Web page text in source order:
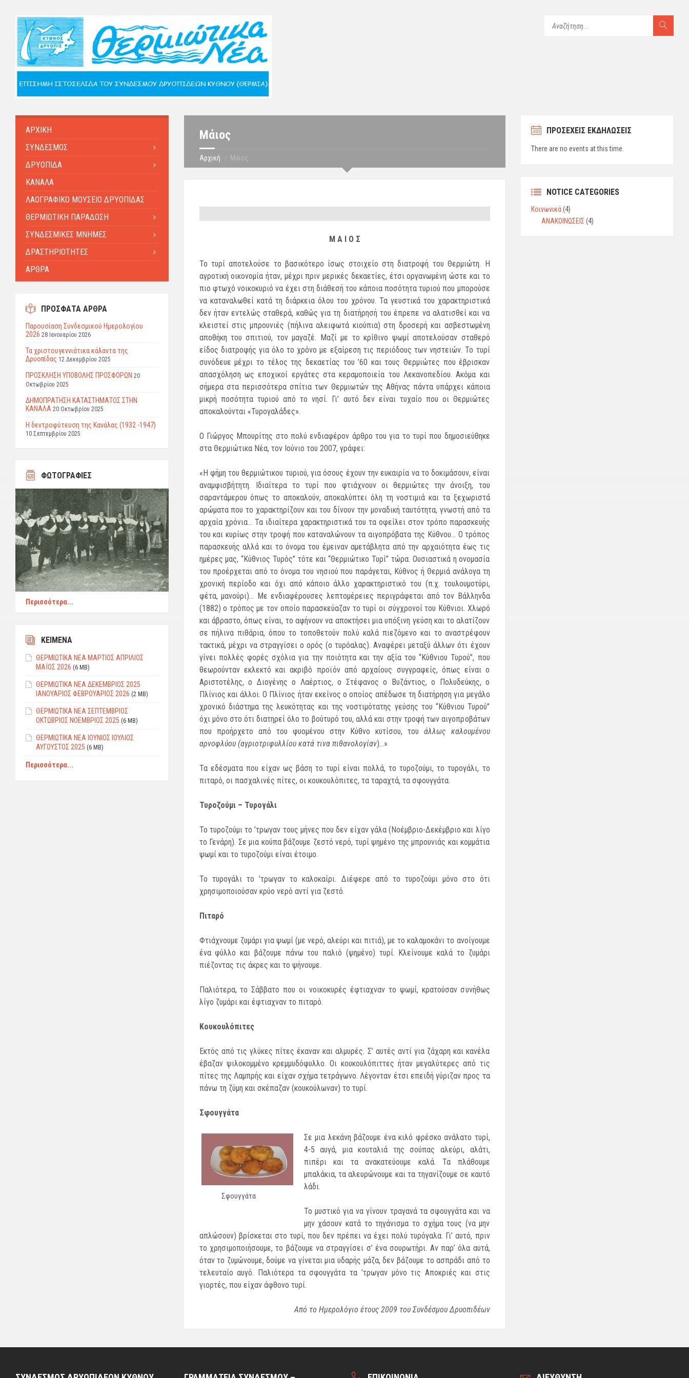
Μάιος
Αρχική Μάιος
M Α Ι Ο Σ
Το τυρί αποτελούσε το βασικότερο ίσως στοιχείο στη διατροφή του Θερμιώτη. Η
αγροτική οικονομία ήταν, μέχρι πριν μερικές δεκαετίες, έτσι οργανωμένη ώστε και το
πιο φτωχό νοικοκυριό να έχει στη διάθεσή του κάποια ποσότητα τυ­ριού που μπορούσε
να καταναλωθεί κατά τη διάρκεια όλου του χρόνου. Τα γευστικά του χαρακτηριστικά
δεν ήταν εν­τελώς σταθερά, καθώς για τη διατήρησή του έπρεπε να αλατισθεί και να
κλειστεί στις μπρουνιές (πήλινα αλειφωτά κιούπια) στη δροσερή και ασβεστωμένη
αποθήκη του σπιτιού, τον μαγαζέ. Μαζί με το κρίθινο ψωμί αποτελούσαν σταθερό
είδος δια­τροφής για όλο το χρόνο με εξαίρεση τις περιόδους των νηστειών. Το τυρί
συνόδευε μέχρι το τέλος της δεκαετίας του ’60 και τους Θερμιώτες που έβρισκαν
απασχόληση ως εποχικοί εργάτες στα κεραμοποιεία του Λεκανοπεδίου. Ακόμα και
σήμερα στα περισσότερα σπίτια των Θερμιωτών της Αθήνας πάντα υπάρχει κάποια
μικρή ποσότητα τυριού από το νησί. Γι’ αυτό δεν εί­ναι τυχαίο που οι Θερμιώτες
αποκαλούνται «Τυρογαλάδες».
Ο Γιώργος Μπουρίτης στο πολύ ενδιαφέρον άρθρο του για το τυρί που δημοσιεύθηκε
στα Θερμιώτικα Νέα, τον Ιούνιο του 2007, γράφει:
«Η φήμη του θερμιώτικου τυριού, για όσους έχουν την ευ­καιρία να το δοκιμάσουν, είναι
αναμφισβήτητη. Ιδιαίτερα το τυρί που φτιάχνουν οι θερμιώτες την άνοιξη, του
σαραντά­μερου όπως το αποκαλούν, αποκαλύπτει όλη τη νοστιμιά και τα ξεχωριστά
αρώματα που το χαρακτηρίζουν και του δίνουν την μοναδική ταυτότητα, γνωστή από τα
αρχαία χρόνια… Τα ιδιαίτερα χαρακτηριστικά του τα οφείλει στον τρόπο παρα­σκευής
του και κυρίως στην τροφή που καταναλώνουν τα αιγοπρόβατα της Κύθνου… Ο τρόπος
παρασκευής αλλά και το όνομα του έμειναν αμετάβλητα από την αρχαιότητα έως τις
ημέρες μας, “Κύθνιος Τυρός” τότε και “Θερμιώτικο Τυρί” τώρα. Ουσιαστικά η ονομασία
του προέρχεται από το όνομα του νησιού που παράγεται, Κύθνος ή Θερμιά ανάλογα τη
χρο­νική περίοδο και όχι από κάποιο άλλο χαρακτηριστικό του (π.χ. τουλουμοτύρι,
φέτα, μανούρι)… Με ενδιαφέρουσες λε­πτομέρειες περιγράφεται από τον Βάλληνδα
(1882) ο τρό­πος με τον οποίο παρασκεύαζαν το τυρί οι σύγχρονοί του Κύθνιοι. Χλωρό
και άβραστο, όπως είναι, το αφήνουν να απο­κτήσει μια υπόξινη γεύση και το αλατίζουν
σε πήλινα πιθά­ρια, όπου το τοποθετούν πολύ καλά πιεζόμενο και το ανα­στρέφουν
τακτικά, μέχρι να στραγγίσει ο ορός (ο τυρόαλας). Αναφέρει μεταξύ άλλων ότι έχουν
γίνει πολλές φορές σχό­λια για την ποιότητα και την αξία του “Κύθνιου Τυρού”, που
θεωρούνταν εκλεκτό και ακριβό προϊόν από αρχαίους συγ­γραφείς, όπως είναι ο
Αριστοτέλης, ο Διογένης ο Λαέρτιος, ο Στέφανος ο Βυζάντιος, ο Πολυδεύκης, ο
Πλίνιος και άλ­λοι. Ο Πλίνιος ήταν εκείνος ο οποίος απέδωσε τη διατήρη­ση για μεγάλο
χρονικό διάστημα της λευκότητας και της νο­στιμότατης γεύσης του “Κύθνιου Τυρού”
όχι μόνο στο ότι δια­τηρεί όλο το βούτυρό του, αλλά και στην τροφή των αιγο­προβάτων
που προήρχετο από του φυομένου στην Κύθνο κυ­τίσου, τουάλλως καλουμένου
αρνοφλύου (αγριοτριφυλλίου κατά τινα πιθανολογίαν)…»
Τα εδέσματα που είχαν ως βάση το τυρί είναι πολλά, το τυροζούμι, το τυρογάλι, το
πιταρό, οι πασχαλινές πίτες, οι κουκουλόπιτες, τα ταραχτά, τα σφουγγάτα.
Τυροζούμι – Τυρογάλι
Το τυροζούμι το ’τρωγαν τους μήνες που δεν είχαν γάλα (Νοέμβριο-Δεκέμβριο και λίγο
το Γενάρη). Σε μια κούπα βά­ζουμε ζεστό νερό, τυρί ψημένο της μπρουνιάς και κομμάτια
ψωμί και το τυροζούμι είναι έτοιμο.
Το τυρογάλι το ’τρωγαν το καλοκαίρι. Διέφερε από το τυ­ροζούμι μόνο στο ότι
χρησιμοποιούσαν κρύο νερό αντί για ζε­στό.
Πιταρό
Φτιάχνουμε ζυμάρι για ψωμί (με νερό, αλεύρι και πιτιά), με το καλαμοκάνι το ανοίγουμε
ένα φύλλο και βάζουμε πάνω του παλιό (ψημένο) τυρί. Κλείνουμε καλά το ζυμάρι
πιέζοντας τις άκρες και το ψήνουμε.
Παλιότερα, το Σάββατο που οι νοικοκυρές έφτιαχναν το ψωμί, κρατούσαν συνήθως
λίγο ζυμάρι και έφτιαχναν το πιταρό.
Κουκουλόπιτες
Εκτός από τις γλύκες πίτες έκαναν και αλμυρές. Σ’ αυτές αντί για ζάχαρη και κανέλα
έβαζαν ψιλοκομμένο κρεμμυδόφυλλο. Οι κουκουλόπιττες ήταν μεγαλύτερες από τις
πίτες της Λαμπρής και είχαν σχήμα τετράγωνο. Λέγονταν έτσι επειδή γύριζαν προς τα
πάνω τη ζύμη και σκέπαζαν (κουκούλωναν) το τυρί.
Σφουγγάτα
Σφουγγάτα
Σε μια λεκάνη βάζουμε ένα κιλό φρέσκο ανάλατο τυρί,
4-5 αυγά, μια κουταλιά της σούπας αλεύρι, αλάτι,
πιπέρι και τα ανακατεύουμε καλά. Τα πλάθουμε
μπαλάκια, τα αλευ­ρώνουμε και τα τηγανίζουμε σε καυτό
λάδι.
Το μυστικό για να γίνουν τραγανά τα σφουγγάτα και να
μην χάσουν κατά το τηγάνισμα το σχήμα τους (να μην
απλώσουν) βρίσκεται στο τυρί, που δεν πρέπει να έχει πολύ τυρόγαλα. Γι’ αυτό, πριν
το χρησιμοποιήσουμε, το βάζουμε να στραγ­γίσει σ’ ένα σουρωτήρι. Αν παρ’ όλα αυτά,
όταν το ζυμώνουμε, δούμε να γίνεται μια υδαρής μάζα, δεν βάζουμε το ασπράδι από το
τελευταίο αυγό. Παλιότερα τα σφουγγάτα τα ’τρωγαν μόνο τις Αποκριές και στις
γιορτές, που είχαν άφθονο τυρί.
Από το Ημερολόγιο έτους 2009 του Συνδέσμου Δρυοπιδέων
ΑΡΧΙΚΗ
ΣΥΝΔΕΣΜΟΣ
ΔΡΥΟΠΙΔΑ
ΚΑΝΑΛΑ
ΛΑΟΓΡΑΦΙΚΟ ΜΟΥΣΕΙΟ ΔΡΥΟΠΙΔΑΣ
ΘΕΡΜΙΩΤΙΚΗ ΠΑΡΑΔΟΣΗ
ΣΥΝΔΕΣΜΙΚΕΣ ΜΝΗΜΕΣ
ΔΡΑΣΤΗΡΙΟΤΗΤΕΣ
ΑΡΘΡΑ
ΠΡΟΣΦΑΤΑ ΑΡΘΡΑ
Παρουσίαση Συνδεσμικού Ημερολογίου
2026 28 Ιανουαρίου 2026
Τα χριστουγεννιάτικα κάλαντα της
Δρυοπίδας 12 Δεκεμβρίου 2025
ΠΡΟΣΚΛΗΣΗ ΥΠΟΒΟΛΗΣ ΠΡΟΣΦΟΡΩΝ 20
Οκτωβρίου 2025
ΔΗΜΟΠΡΑΤΗΣΗ ΚΑΤΑΣΤΗΜΑΤΟΣ ΣΤΗΝ
ΚΑΝΑΛΑ 20 Οκτωβρίου 2025
Η δεντροφύτευση της Κανάλας (1932 -1947)
10 Σεπτεμβρίου 2025
ΦΩΤΟΓΡΑΦΙΕΣ
Περισσότερα...
ΚΕΙΜΕΝΑ
ΘΕΡΜΙΩΤΙΚΑ ΝΕΑ ΜΑΡΤΙΟΣ ΑΠΡΙΛΙΟΣ
ΜΑΪΟΣ 2026 (6 MB)
ΘEPMIΩTIKΑ ΝΕΑ ΔΕΚΕΜΒΡΙΟΣ 2025
ΙΑΝΟΥΑΡΙΟΣ ΦEBPΟΥΑΡΙΟΣ 2026 (2 MB)
ΘΕΡΜΙΩΤΙΚΑ ΝΕΑ ΣΕΠΤΕΜΒΡΙΟΣ
ΟΚΤΩΒΡΙΟΣ ΝΟΕΜΒΡΙΟΣ 2025 (6 MB)
ΘΕΡΜΙΩΤΙΚΑ ΝΕΑ ΙΟΥΝΙΟΣ ΙΟΥΛΙΟΣ
ΑΥΓΟΥΣΤΟΣ 2025 (6 MB)
Περισσότερα...
ΠΡΟΣΕΧΕΙΣ ΕΚΔΗΛΩΣΕΙΣ
There are no events at this time.
NOTICE CATEGORIES
Κοινωνικά(4)
ΑΝΑΚΟΙΝΩΣΕΙΣ (4)